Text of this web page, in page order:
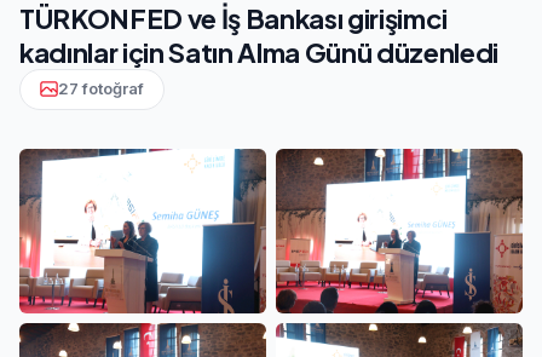
TÜRKONFED ve İş Bankası girişimci
kadınlar için Satın Alma Günü düzenledi
27 fotoğraf